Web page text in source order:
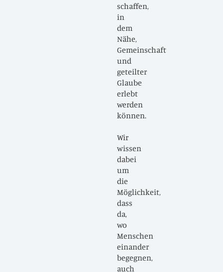
schaffen,
in
dem
Nähe,
Gemeinschaft
und
geteilter
Glaube
erlebt
werden
können.
Wir
wissen
dabei
um
die
Möglichkeit,
dass
da,
wo
Menschen
einander
begegnen,
auch